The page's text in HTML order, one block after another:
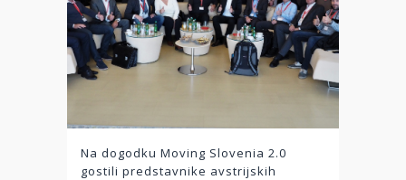
Na dogodku Moving Slovenia 2.0
gostili predstavnike avstrijskih